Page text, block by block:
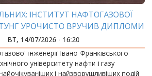
ІНСТИТУТ НАФТОГАЗОВОЇ
УРОЧИСТО ВРУЧИВ ДИПЛОМИ
БАКАЛАВРАМ
ВТ, 14/07/2026 - 16:20
інженерії Івано-Франківського
університету нафти і газу
і найзворушливіших подій